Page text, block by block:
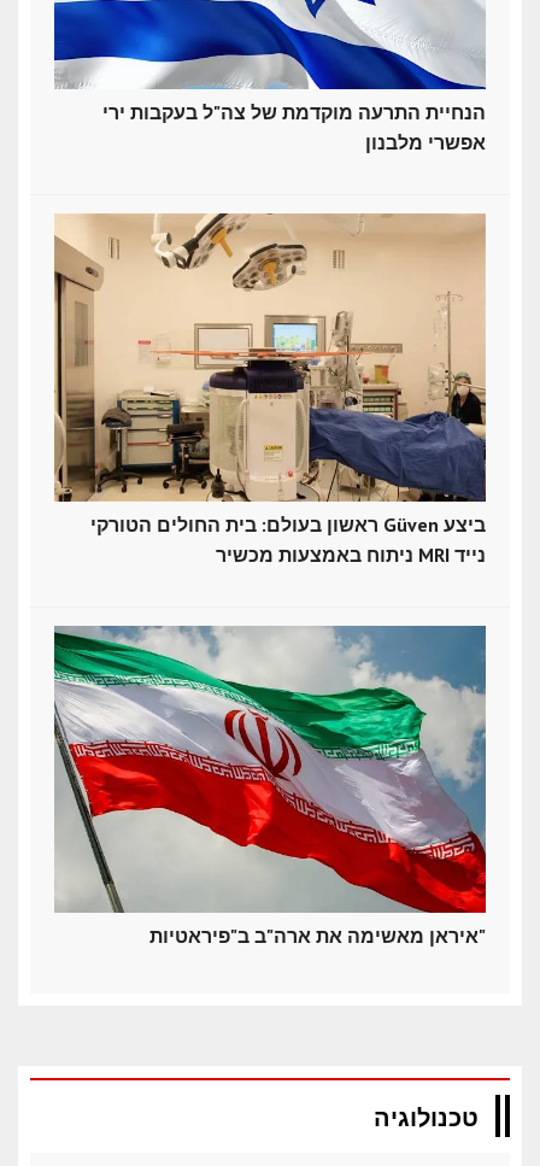
הנחיית התרעה מוקדמת של צה"ל בעקבות ירי
אפשרי מלבנון
ראשון בעולם: בית החולים הטורקי Güven ביצע
ניתוח באמצעות מכשיר MRI נייד
איראן מאשימה את ארה"ב ב"פיראטיות"
טכנולוגיה